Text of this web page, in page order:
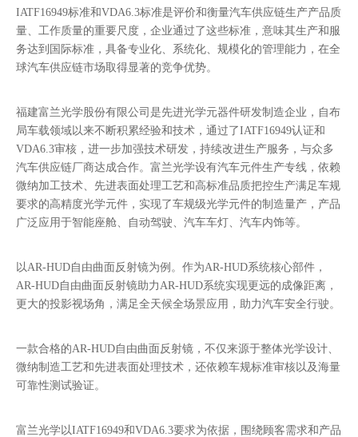
IATF16949标准和VDA6.3标准是评价和衡量汽车供应链生产产品质
量、工作质量的重要尺度，企业通过了这些标准，意味其生产和服
务达到国际标准，具备专业化、系统化、规模化的管理能力，在全
球汽车供应链市场取得显著的竞争优势。
福建富兰光学股份有限公司是先进光学元器件研发制造企业，自布
局车载领域以来不断积累经验和技术，通过了IATF16949认证和
VDA6.3审核，进一步加强技术研发，持续改进生产服务，与众多
汽车供应链厂商达成合作。富兰光学设有汽车元件生产专线，依赖
微纳加工技术、先进表面处理工艺和高标准品质把控生产满足车规
要求的高精度光学元件，实现了车规级光学元件的制造量产，产品
广泛应用于智能座舱、自动驾驶、汽车车灯、汽车内饰等。
以AR-HUD自由曲面反射镜为例。作为AR-HUD系统核心部件，
AR-HUD自由曲面反射镜助力AR-HUD系统实现更远的成像距离，
更大的投影视场角，满足全天候全场景应用，助力汽车安全行驶。
一款合格的AR-HUD自由曲面反射镜，不仅来源于整体光学设计、
微纳制造工艺和先进表面处理技术，还依赖车规标准审核以及海量
可靠性测试验证。
富兰光学以IATF16949和VDA6.3要求为依据，围绕顾客需求和产品